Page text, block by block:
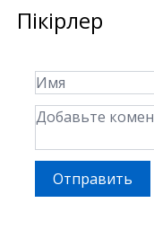
Пікірлер
Отправить